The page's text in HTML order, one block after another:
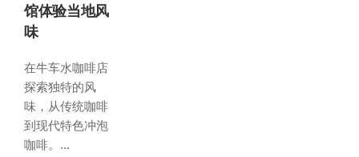
馆体验当地风
味
在牛车水咖啡店
探索独特的风
味，从传统咖啡
到现代特色冲泡
咖啡。...